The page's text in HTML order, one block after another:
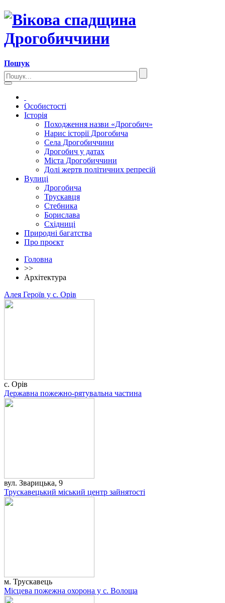
Пошук
Особистості
Історія
Походження назви «Дрогобич»
Нарис історії Дрогобича
Села Дрогобиччини
Дрогобич у датах
Міста Дрогобиччини
Долі жертв політичних репресій
Вулиці
Дрогобича
Трускавця
Стебника
Борислава
Східниці
Природні багатства
Про проєкт
Головна
>>
Архітектура
Алея Героїв у с. Орів
с. Орів
Державна пожежно-рятувальна частина
вул. Зварицька, 9
Трускавецький міський центр зайнятості
м. Трускавець
Місцева пожежна охорона у с. Волоща